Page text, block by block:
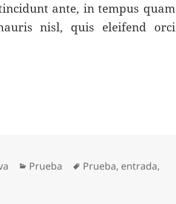
ante, in tempus quam
nisl, quis eleifend orci
Categorías
Prueba Etiquetas
Prueba, entrada,